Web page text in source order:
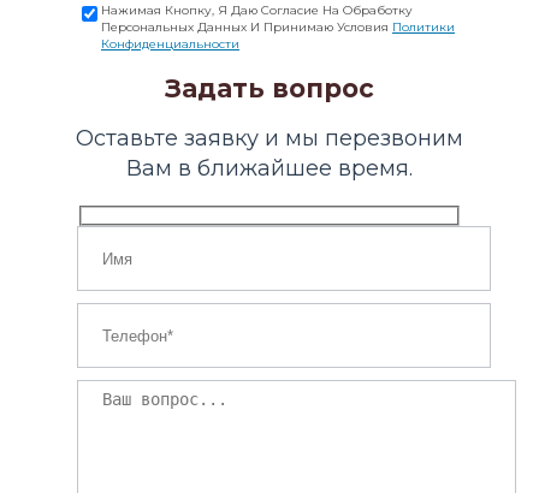
Нажимая Кнопку, Я Даю Согласие На Обработку
Персональных Данных И Принимаю Условия Политики
Конфиденциальности
Задать вопрос
Оставьте заявку и мы перезвоним
Вам в ближайшее время.